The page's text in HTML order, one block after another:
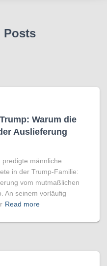
Posts
Warum die
Auslieferung
männliche
in der Trump-Familie:
vom mutmaßlichen
An seinem vorläufig
Read more